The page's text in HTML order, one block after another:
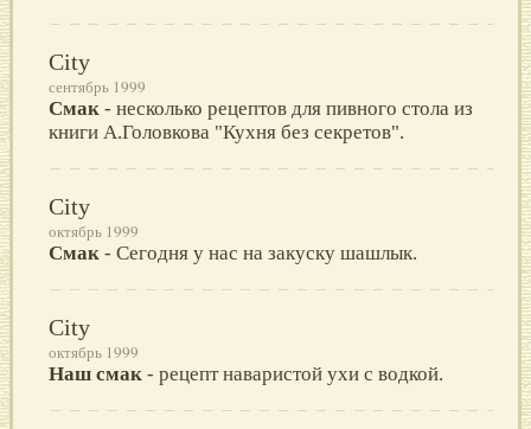
City
сентябрь 1999
Смак - несколько pецептов для пивного стола из
книги А.Головкова "Кухня без секpетов".
City
октябрь 1999
Смак - Сегодня у нас на закуску шашлык.
City
октябрь 1999
Наш смак - рецепт наваристой ухи с водкой.